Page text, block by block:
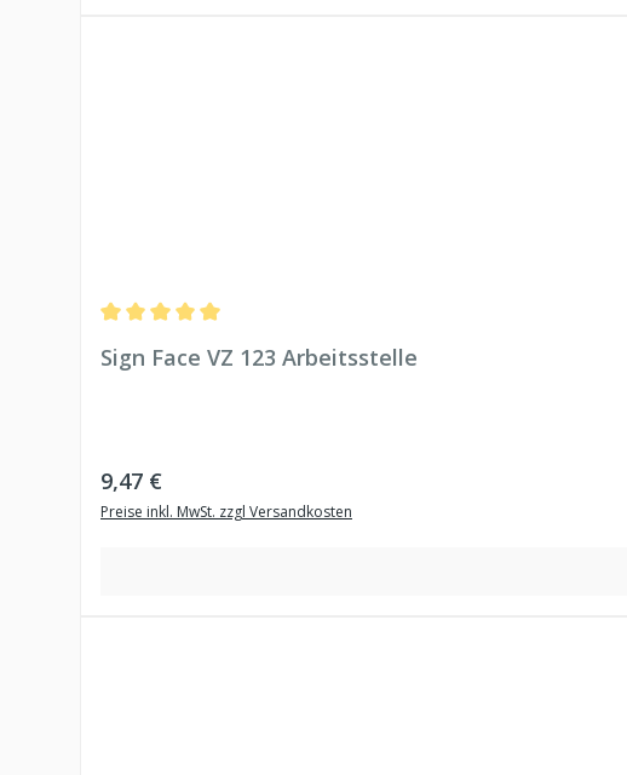
Sign Face VZ 123 Arbeitsstelle
Regulärer Preis:
9,47 €
Preise inkl. MwSt. zzgl Versandkosten